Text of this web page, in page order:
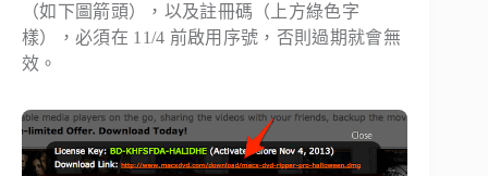
（如下圖箭頭），以及註冊碼（上方綠色字
樣），必須在 11/4 前啟用序號，否則過期就會無
效。